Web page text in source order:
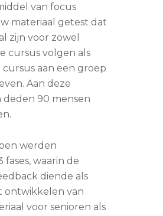
van focus
materiaal getest dat
zijn voor zowel
cursus volgen als
cursus aan een groep
Aan deze
90 mensen
werden
waarin de
diende als
ontwikkelen van
voor senioren als